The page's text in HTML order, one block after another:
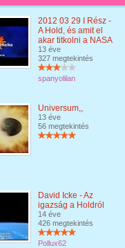
2012 03 29 I Rész -
A Hold, és amit el
akar titkolni a NASA
13 éve
327 megtekintés
spanyolilan
Universum,,
13 éve
56 megtekintés
David Icke - Az
igazság a Holdról
14 éve
426 megtekintés
Pollux62